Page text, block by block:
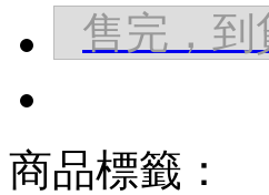
售完，到
商品標籤：